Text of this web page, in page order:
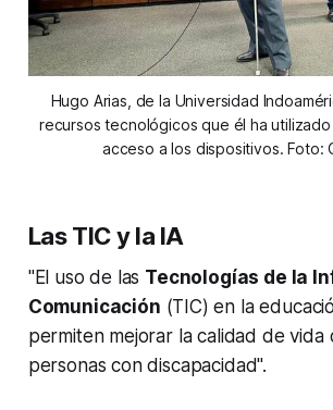
Hugo Arias, de la Universidad
recursos tecnológicos que él ha utilizado
acceso a los dispositivos. Foto:
Las TIC y la IA
"El uso de las Tecnologías de la
Comunicación (TIC) en la
permiten mejorar la calidad de vida
personas con discapacidad".